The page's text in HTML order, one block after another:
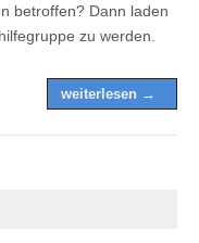
betroffen? Dann laden
zu werden.
weiterlesen →